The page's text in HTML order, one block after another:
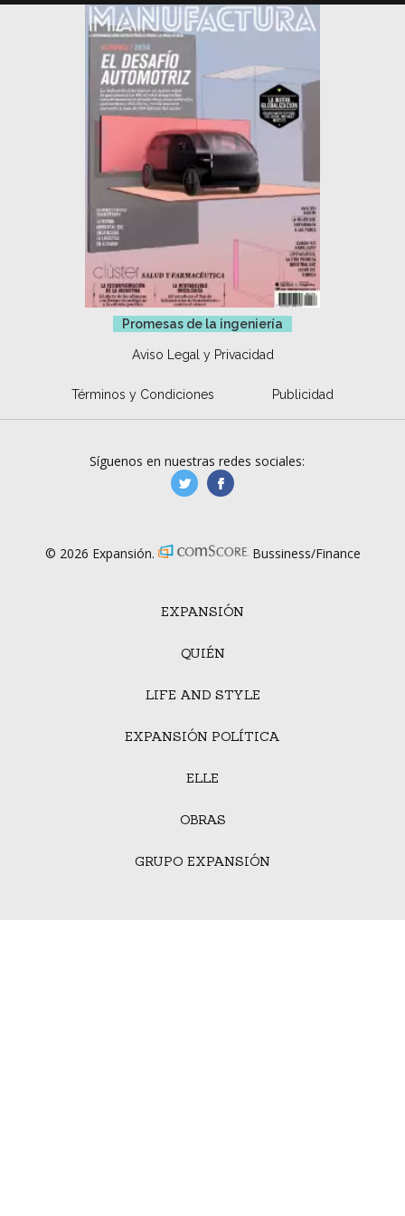
Promesas de la ingeniería
Aviso Legal y Privacidad
Términos y Condiciones Publicidad
EXPANSIÓN
QUIÉN
LIFE AND STYLE
EXPANSIÓN POLÍTICA
ELLE
OBRAS
GRUPO EXPANSIÓN
Síguenos en nuestras redes sociales:
manufacturaGE
© 2026 Expansión. Bussiness/Finance